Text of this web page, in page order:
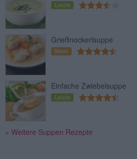
Leicht
Grießnockerlsuppe
Mittel
Einfache Zwiebelsuppe
Leicht
» Weitere Suppen Rezepte